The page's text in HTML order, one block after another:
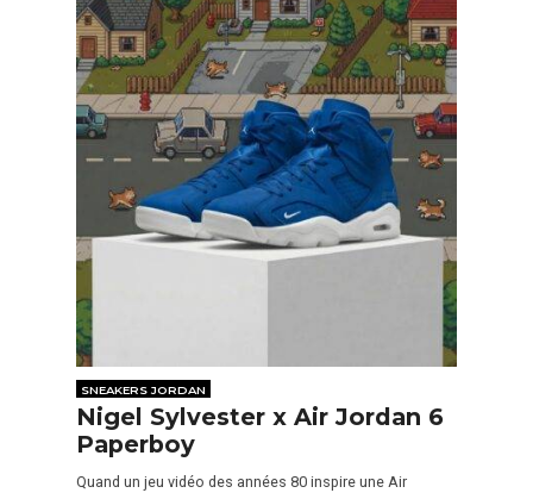
SNEAKERS JORDAN
Nigel Sylvester x Air Jordan 6
Paperboy
Quand un jeu vidéo des années 80 inspire une Air